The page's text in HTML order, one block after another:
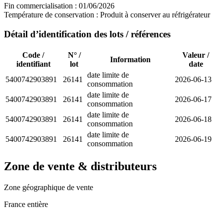
Fin commercialisation : 01/06/2026
Température de conservation : Produit à conserver au réfrigérateur
Détail d’identification des lots / références
Code /
identifiant
N° /
lot
Information
Valeur /
date
5400742903891
26141
date limite de
consommation
2026-06-13
5400742903891 26141
date limite de
consommation
2026-06-17
5400742903891 26141
date limite de
consommation
2026-06-18
5400742903891 26141
date limite de
consommation
2026-06-19
Zone de vente & distributeurs
Zone géographique de vente
France entière